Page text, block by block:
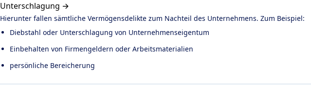
Unterschlagung →
Hierunter fallen sämtliche Vermögensdelikte zum Nachteil des Unternehmens. Zum Beispiel:
Diebstahl oder Unterschlagung von Unternehmenseigentum
Einbehalten von Firmengeldern oder Arbeitsmaterialien
persönliche Bereicherung